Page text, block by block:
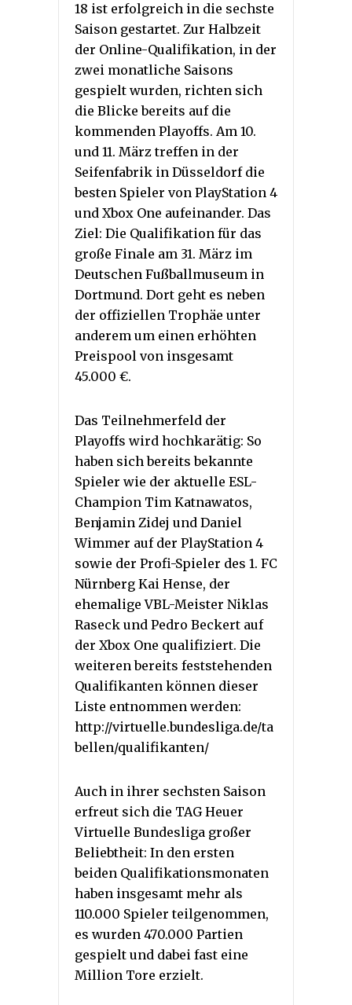
18 ist erfolgreich in die sechste
Saison gestartet. Zur Halbzeit
der Online-Qualifikation, in der
zwei monatliche Saisons
gespielt wurden, richten sich
die Blicke bereits auf die
kommenden Playoffs. Am 10.
und 11. März treffen in der
Seifenfabrik in Düsseldorf die
besten Spieler von PlayStation 4
und Xbox One aufeinander. Das
Ziel: Die Qualifikation für das
große Finale am 31. März im
Deutschen Fußballmuseum in
Dortmund. Dort geht es neben
der offiziellen Trophäe unter
anderem um einen erhöhten
Preispool von insgesamt
45.000 €.
Das Teilnehmerfeld der
Playoffs wird hochkarätig: So
haben sich bereits bekannte
Spieler wie der aktuelle ESL-
Champion Tim Katnawatos,
Benjamin Zidej und Daniel
Wimmer auf der PlayStation 4
sowie der Profi-Spieler des 1. FC
Nürnberg Kai Hense, der
ehemalige VBL-Meister Niklas
Raseck und Pedro Beckert auf
der Xbox One qualifiziert. Die
weiteren bereits feststehenden
Qualifikanten können dieser
Liste entnommen werden:
http://virtuelle.bundesliga.de/ta
bellen/qualifikanten/
Auch in ihrer sechsten Saison
erfreut sich die TAG Heuer
Virtuelle Bundesliga großer
Beliebtheit: In den ersten
beiden Qualifikationsmonaten
haben insgesamt mehr als
110.000 Spieler teilgenommen,
es wurden 470.000 Partien
gespielt und dabei fast eine
Million Tore erzielt.